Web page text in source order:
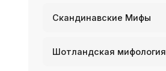
Скандинавские Мифы
Шотландская мифология